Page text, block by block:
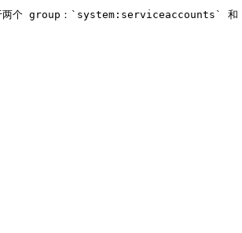
于两个 group：